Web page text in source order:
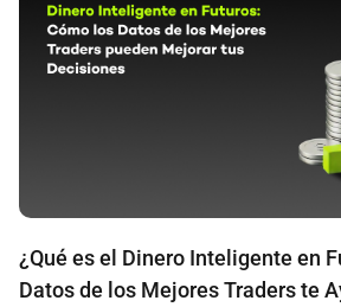
¿Qué es el Dinero Inteligente en
Datos de los Mejores Traders te